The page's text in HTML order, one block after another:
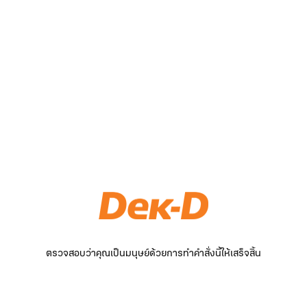
ตรวจสอบว่าคุณเป็นมนุษย์ด้วยการทำคำสั่งนี้ให้เสร็จสิ้น